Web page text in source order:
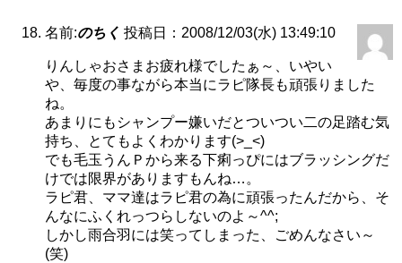
名前:のちく 投稿日：2008/12/03(水) 13:49:10
りんしゃおさまお疲れ様でしたぁ～、いやい
や、毎度の事ながら本当にラピ隊長も頑張りました
ね。
あまりにもシャンプー嫌いだとついつい二の足踏む気
持ち、とてもよくわかります(>_<)
でも毛玉うんＰから来る下痢っぴにはブラッシングだ
けでは限界がありますもんね…。
ラピ君、ママ達はラピ君の為に頑張ったんだから、そ
んなにふくれっつらしないのよ～^^;
しかし雨合羽には笑ってしまった、ごめんなさい～
(笑)